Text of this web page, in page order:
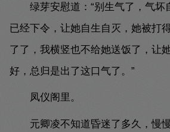
绿芽安慰道：“别生气了，气坏
已经下令，让她自生自灭，她被打
了了，我横竖也不给她送饭了，让
好，总归是出了这口气了。”
凤仪阁里。
元卿凌不知道昏迷了多久，慢